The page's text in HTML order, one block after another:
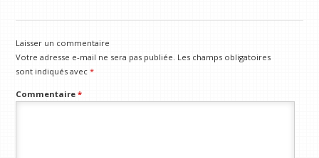
Laisser un commentaire
Votre adresse e-mail ne sera pas publiée. Les champs obligatoires
sont indiqués avec*
Commentaire*